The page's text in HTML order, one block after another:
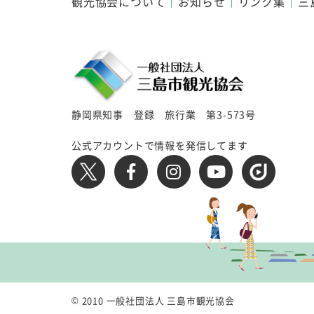
静岡県知事 登録 旅行業 第3-573号
公式アカウントで情報を発信してます
© 2010 一般社団法人 三島市観光協会